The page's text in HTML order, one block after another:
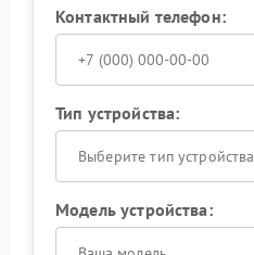
Контактный телефон:
Тип устройства:
Выберите тип устройства
Модель устройства: